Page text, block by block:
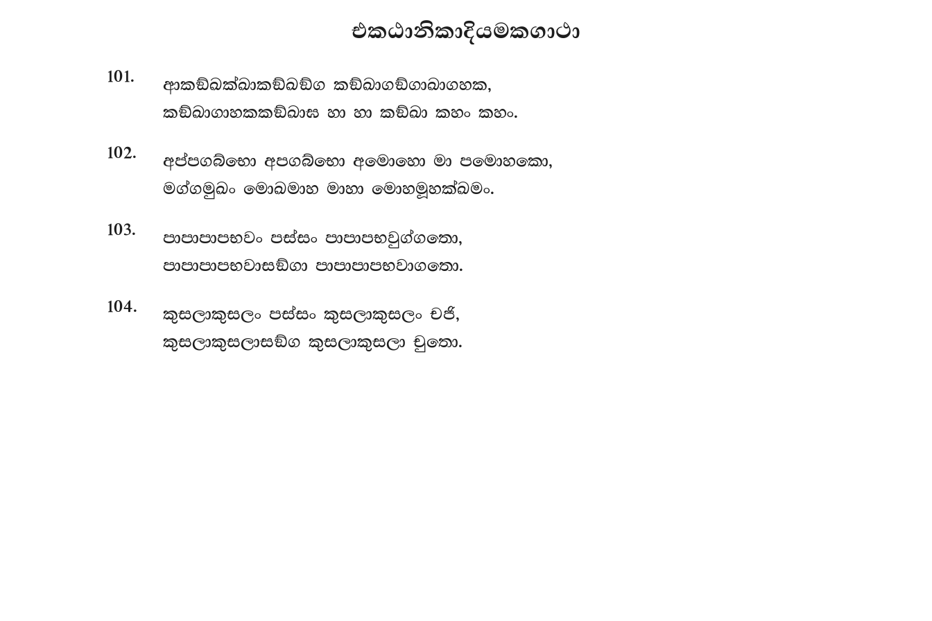
එකඨානිකාදියමකගාථා
101.
ආකඞ්ඛක්ඛාකඞ්ඛඞ්ග කඞ්ඛාගඞ්ගාඛාගහක,
කඞ්ඛාගාහකකඞ්ඛාඝ හා හා කඞ්ඛා කහං කහං.
102.
අප්පගබ්භො අපගබ්භො අමොහො මා පමොහකො,
මග්ගමුඛං මොඛමාහ මාහා මොහමූහක්ඛමං.
103.
පාපාපාපභවං පස්සං පාපාපභවුග්ගතො,
පාපාපාපභවාසඞ්ගා පාපාපාපභවාගතො.
104.
කුසලාකුසලං පස්සං කුසලාකුසලං චජි,
කුසලාකුසලාසඞ්ග කුසලාකුසලා චුතො.